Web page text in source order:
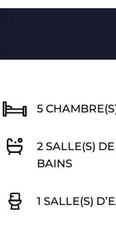
5
2 SALLE(S) DE
BAINS
1 SALLE(S)